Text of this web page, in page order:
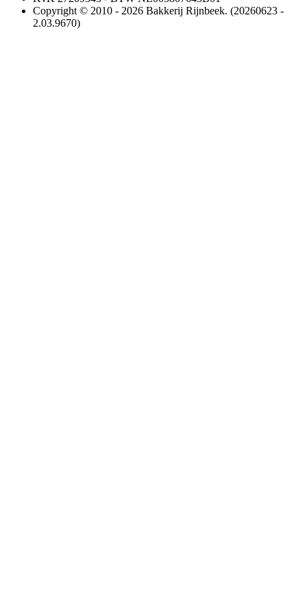
Copyright © 2010 - 2026 Bakkerij Rijnbeek. (20260623 -
2.03.9670)